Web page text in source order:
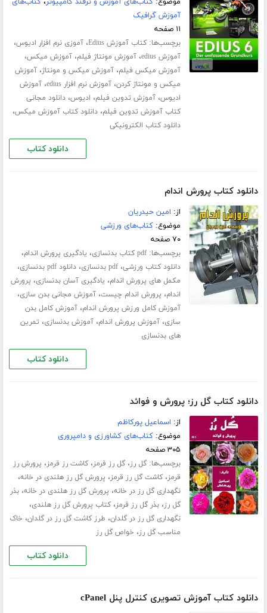
آموزش گرافیک
۱۱ صفحه
برچسب‌ها:کتاب آموزش Edius ،آموزی نرم افزار ادیوس،
آموزش edius ،آموزش مونتاژ فیلم،آموزش میکس،
آموزش میکس فیلم،آموزش میکس و مونتاژ،آموزش
میکس و مونتاژ کردن،آموزش نرم افزار edius ،آموزش
ادیوس،آموزش تدوین فیلم، ادیوس،دانلود مجانی
کتاب آموزش تدوین فیلم،دانلود کتاب آموزش میکس،
دانلود کتاب الکترونیکی
دانلود کتاب
دانلود کتاب پرورش اندام
از: امین حیدریان
موضوع:کتاب‌های ورزشی
۷۰ صفحه
برچسب‌ها:pdf کتاب بدنسازی ، یادگیری پرورش اندام،
دانلود کتاب ورزشی،pdf بدنسازی ،دانلود pdf بدنسازی ،
مکمل های پرورش اندام، یادگیری آسان بدنسازی، پرورش
اندام، پرورش اندام چیست،آموزش مجانی بدن سازی،
آموزش کامل ورزش پرورش اندام،آموزش کامل بدن
سازی،آموزش پرورش اندام،آموزش بدنسازی، تمرین
های بدنسازی
دانلود کتاب
دانلود کتاب گل رز؛ پرورش و فوائد
از: اسماعیل پورکاظم
موضوع:کتاب‌های کشاورزی و دامپروری
۳۰۵ صفحه
برچسب‌ها:گل رز،گل رز قرمز،کاشت رز قرمز، پرورش رز
قرمز،کاشت گل رز قرمز، پرورش گل رز هلندی در خانه،
نگهداری گل رز در خانه، پرورش گل رز هلندی در خانه،بذر
گل رز،بذر گل رز قرمز،کتاب پرورش گل رز هلندی،
نگهداری گل رز در گلدان، طرز کاشت گل رز در گلدان، خاک
مناسب گل رز، خواص گل رز
دانلود کتاب
دانلود کتاب آموزش تصویری کنترل پنل cPanel